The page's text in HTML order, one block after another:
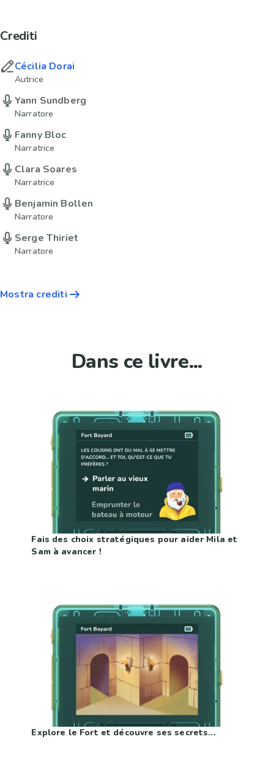
Crediti
Cécilia Dorai
Autrice
Yann Sundberg
Narratore
Fanny Bloc
Narratrice
Clara Soares
Narratrice
Benjamin Bollen
Narratore
Serge Thiriet
Narratore
Mostra crediti
Dans ce livre...
Fais des choix stratégiques pour aider Mila et
Sam à avancer !
Explore le Fort et découvre ses secrets...